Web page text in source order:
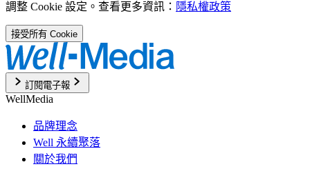
調整 Cookie 設定。查看更多資訊： 隱私權政策
接受所有 Cookie
訂閱電子報
WellMedia
品牌理念
Well 永續聚落
關於我們